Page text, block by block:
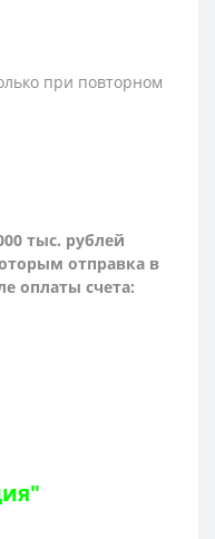
при повторном
тыс. рублей
отправка в
оплаты счета: